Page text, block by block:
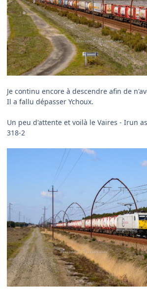
Je continu encore à descendre afin de
Il a fallu dépasser Ychoux.
Un peu d'attente et voilà le Vaires - Irun
318-2